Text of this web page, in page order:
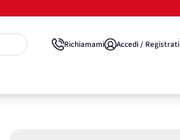
Richiamami Accedi / Registrati